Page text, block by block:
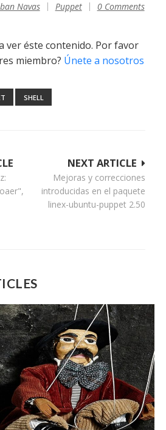
Navas Puppet 0 Comments
ver éste contenido. Por favor
miembro? Únete a nosotros
SHELL
NEXT ARTICLE
Mejoras y correcciones
introducidas en el paquete
linex-ubuntu-puppet 2.50